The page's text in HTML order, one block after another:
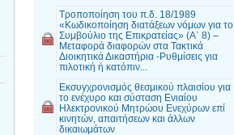
Τροποποίηση του π.δ. 18/1989
«Κωδικοποίηση διατάξεων νόμων για το
Συμβούλιο της Επικρατείας» (Α΄ 8) –
Μεταφορά διαφορών στα Τακτικά
Διοικητικά Δικαστήρια -Ρυθμίσεις για
πιλοτική ή κατόπιν...
Εκσυγχρονισμός θεσμικού πλαισίου για
το ενέχυρο και σύσταση Ενιαίου
Ηλεκτρονικού Μητρώου Ενεχύρων επί
κινητών, απαιτήσεων και άλλων
δικαιωμάτων